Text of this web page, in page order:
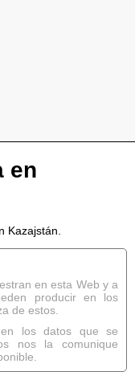
en
Kazajstán.
en esta Web y a
producir en los
de estos.
los datos que se
nos la comunique